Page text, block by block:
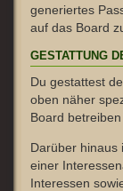
generiertes
auf das Board
GESTATTUNG
Du gestattest
oben näher
Board
Darüber hinaus
einer
Interessen